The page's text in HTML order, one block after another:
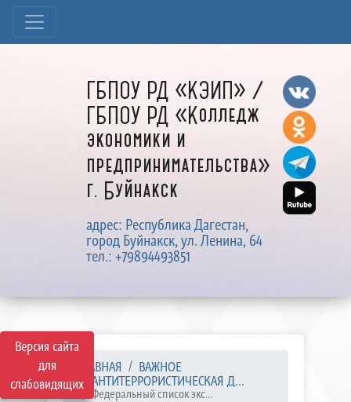
Версия сайта
для
слабовидящих
ГБПОУ РД «КЭИП» /
ГБПОУ РД «Колледж
экономики и
предпринимательства»
г. Буйнакск
адрес: Республика Дагестан,
город Буйнакск, ул. Ленина, 64
тел.: +79894493851
ГЛАВНАЯ
ВАЖНОЕ
АНТИТЕРРОРИСТИЧЕСКАЯ Д...
Федеральный список экс...